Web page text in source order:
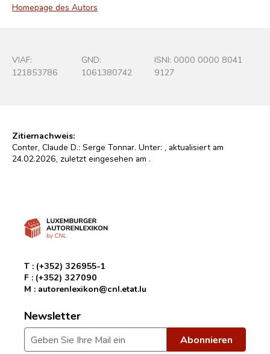
Homepage des Autors
VIAF:
121853786
GND:
1061380742
ISNI: 0000 0000 8041
9127
Zitiernachweis:
Conter, Claude D.: Serge Tonnar. Unter:
, aktualisiert am
24.02.2026, zuletzt eingesehen am .
T : (+352) 326955-1
F : (+352) 327090
M : autorenlexikon@cnl.etat.lu
Newsletter